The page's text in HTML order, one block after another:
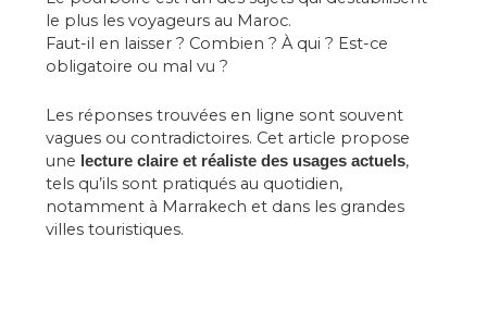
le plus les voyageurs au Maroc.
Faut-il en laisser ? Combien ? À qui ? Est-ce
obligatoire ou mal vu ?
Les réponses trouvées en ligne sont souvent
vagues ou contradictoires. Cet article propose
une lecture claire et réaliste des usages actuels,
tels qu’ils sont pratiqués au quotidien,
notamment à Marrakech et dans les grandes
villes touristiques.